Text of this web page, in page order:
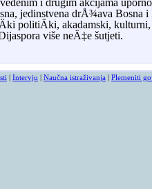
i drugim akcijama uporno
, jedinstvena drÅ¾ava Bosna i
politiÄki, akadamski,
više neÄ‡e šutjeti.
Intervju Naučna istraživanja Plemeniti